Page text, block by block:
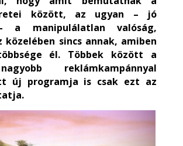
között, az ugyan – jó
a manipulálatlan valóság,
közelében sincs annak, amiben
él. Többek között a
reklámkampánnyal
új programja is csak ezt az